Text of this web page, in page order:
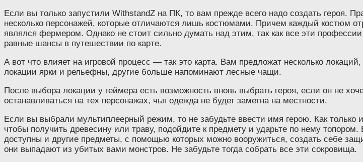
Если вы только запустили WithstandZ на ПК, то вам прежде всего надо создать героя.
несколько персонажей, которые отличаются лишь костюмами. Причем каждый костюм
являлся фермером. Однако не стоит сильно думать над этим, так как все эти
равные шансы в путешествии по карте.
А вот что влияет на игровой процесс — так это карта. Вам предложат несколько
локации ярки и рельефны, другие больше напоминают лесные чащи.
После выбора локации у геймера есть возможность вновь выбрать героя, если он не
останавливаться на тех персонажах, чья одежда не будет заметна на местности.
Если вы выбрали мультиплеерный режим, то не забудьте ввести имя герою. Как только
чтобы получить древесину или траву, подойдите к предмету и ударьте по нему
доступны и другие предметы, с помощью которых можно вооружиться, создать себе
они выпадают из убитых вами монстров. Не забудьте тогда собрать все эти сокровища.